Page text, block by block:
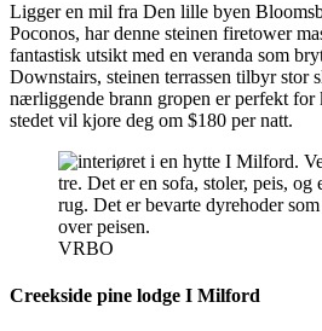
Ligger en mil fra Den lille byen
Poconos, har denne steinen firetower
fantastisk utsikt med en veranda som
Downstairs, steinen terrassen tilbyr stor
nærliggende brann gropen er perfekt for
stedet vil kjore deg om $180 per natt.
VRBO
Creekside pine lodge I Milford